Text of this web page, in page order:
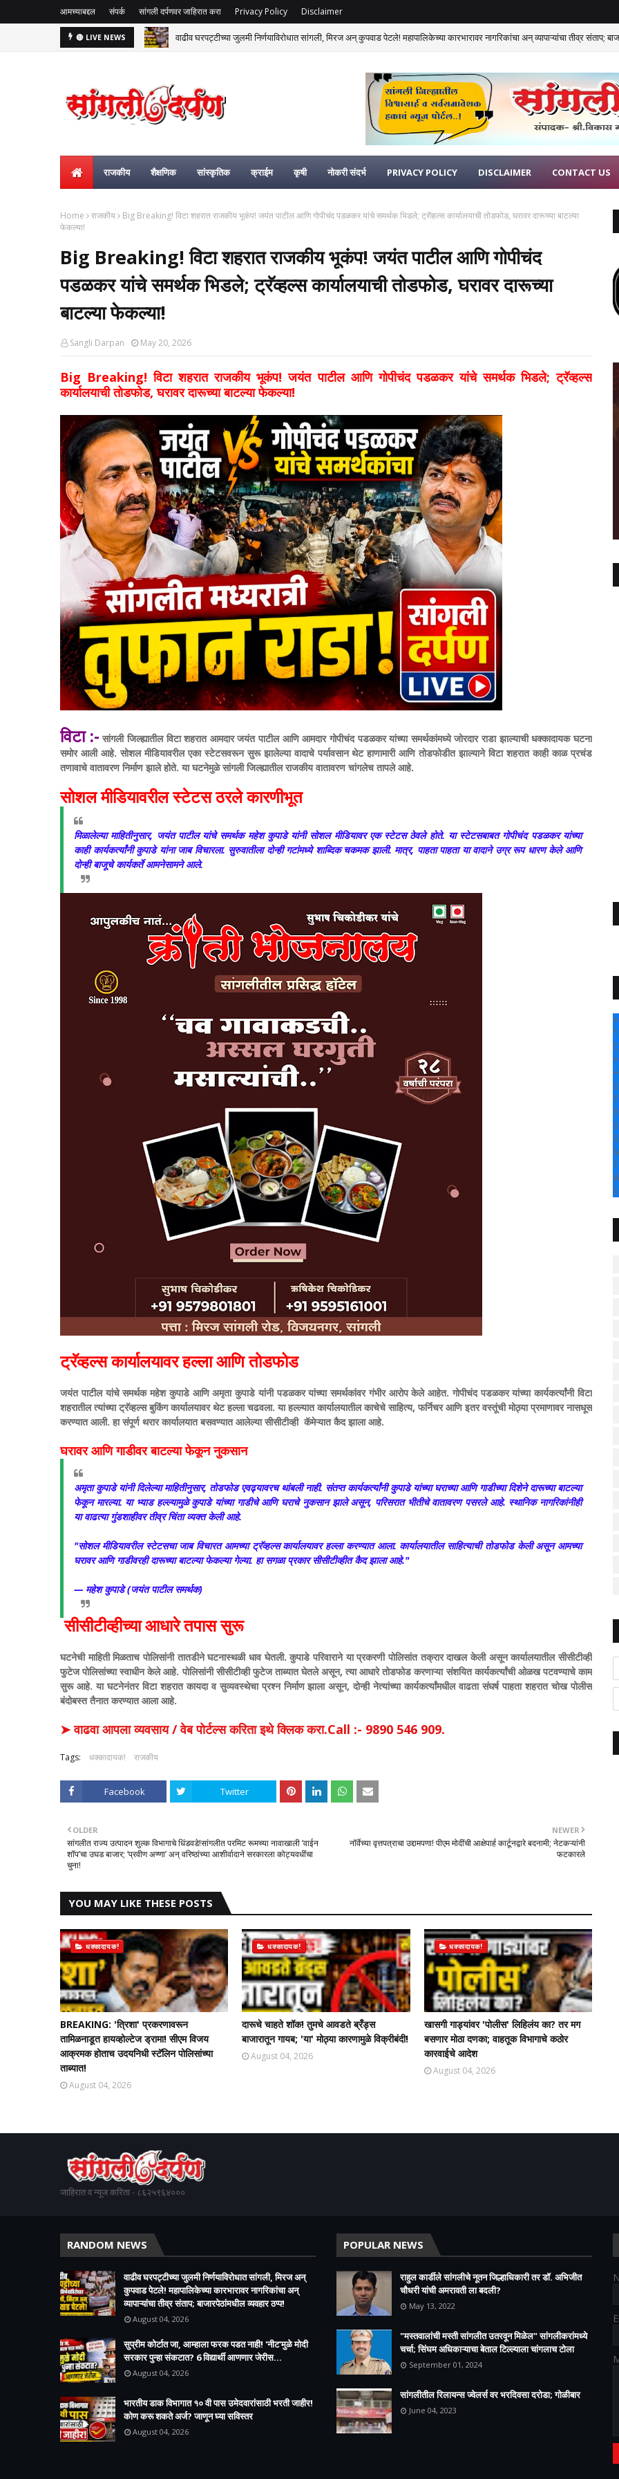
आमच्याबद्दल संपर्क सांगली दर्पणवर जाहिरात करा Privacy Policy Disclaimer
🔴 LIVE NEWS वाढीव घरपट्टीच्या जुलमी निर्णयाविरोधात सांगली, मिरज अन् कुपवाड पेटले! महापालिकेच्या कारभारावर नागरिकांचा अन् व्यापाऱ्यांचा तीव्र संताप;
राजकीय शैक्षणिक सांस्कृतिक क्राईम कृषी नोकरी संदर्भ PRIVACY POLICY DISCLAIMER CONTACT US
Home राजकीय
Big Breaking! विटा शहरात राजकीय भूकंप! जयंत पाटील आणि गोपीचंद पडळकर यांचे समर्थक भिडले; ट्रॅव्हल्स कार्यालयाची तोडफोड, घरावर दारूच्या बाटल्या
फेकल्या!
Big Breaking! विटा शहरात राजकीय भूकंप! जयंत पाटील आणि गोपीचंद
पडळकर यांचे समर्थक भिडले; ट्रॅव्हल्स कार्यालयाची तोडफोड, घरावर दारूच्या
बाटल्या फेकल्या!
Sangli Darpan May 20, 2026
Big Breaking! विटा शहरात राजकीय भूकंप! जयंत पाटील आणि गोपीचंद पडळकर यांचे समर्थक भिडले; ट्रॅव्हल्स
कार्यालयाची तोडफोड, घरावर दारूच्या बाटल्या फेकल्या!
विटा :- सांगली जिल्ह्यातील विटा शहरात आमदार जयंत पाटील आणि आमदार गोपीचंद पडळकर यांच्या समर्थकांमध्ये जोरदार राडा झाल्याची धक्कादायक घटना
समोर आली आहे. सोशल मीडियावरील एका स्टेटसवरून सुरू झालेल्या वादाचे पर्यावसान थेट हाणामारी आणि तोडफोडीत झाल्याने विटा शहरात काही काळ प्रचंड
तणावाचे वातावरण निर्माण झाले होते. या घटनेमुळे सांगली जिल्ह्यातील राजकीय वातावरण चांगलेच तापले आहे.
सोशल मीडियावरील स्टेटस ठरले कारणीभूत
​मिळालेल्या माहितीनुसार, जयंत पाटील यांचे समर्थक महेश कुपाडे यांनी सोशल मीडियावर एक स्टेटस ठेवले होते. या स्टेटसबाबत गोपीचंद पडळकर यांच्या
काही कार्यकर्त्यांनी कुपाडे यांना जाब विचारला. सुरुवातीला दोन्ही गटांमध्ये शाब्दिक चकमक झाली. मात्र, पाहता पाहता या वादाने उग्र रूप धारण केले आणि
दोन्ही बाजूचे कार्यकर्ते आमनेसामने आले.
​ट्रॅव्हल्स कार्यालयावर हल्ला आणि तोडफोड
​जयंत पाटील यांचे समर्थक महेश कुपाडे आणि अमृता कुपाडे यांनी पडळकर यांच्या समर्थकांवर गंभीर आरोप केले आहेत. गोपीचंद पडळकर यांच्या कार्यकर्त्यांनी विटा
शहरातील त्यांच्या ट्रॅव्हल्स बुकिंग कार्यालयावर थेट हल्ला चढवला. या हल्ल्यात कार्यालयातील काचेचे साहित्य, फर्निचर आणि इतर वस्तूंची मोठ्या प्रमाणावर नासधूस
करण्यात आली. हा संपूर्ण थरार कार्यालयात बसवण्यात आलेल्या सीसीटीव्ही कॅमेऱ्यात कैद झाला आहे.
​घरावर आणि गाडीवर बाटल्या फेकून नुकसान
​अमृता कुपाडे यांनी दिलेल्या माहितीनुसार, तोडफोड एवढ्यावरच थांबली नाही. संतप्त कार्यकर्त्यांनी कुपाडे यांच्या घराच्या आणि गाडीच्या दिशेने दारूच्या बाटल्या
फेकून मारल्या. या भ्याड हल्ल्यामुळे कुपाडे यांच्या गाडीचे आणि घराचे नुकसान झाले असून, परिसरात भीतीचे वातावरण पसरले आहे. स्थानिक नागरिकांनीही
या वाढत्या गुंडशाहीवर तीव्र चिंता व्यक्त केली आहे.
​"सोशल मीडियावरील स्टेटसचा जाब विचारत आमच्या ट्रॅव्हल्स कार्यालयावर हल्ला करण्यात आला. कार्यालयातील साहित्याची तोडफोड केली असून आमच्या
घरावर आणि गाडीवरही दारूच्या बाटल्या फेकल्या गेल्या. हा सगळा प्रकार सीसीटीव्हीत कैद झाला आहे."
— महेश कुपाडे (जयंत पाटील समर्थक)
​ सीसीटीव्हीच्या आधारे तपास सुरू
​घटनेची माहिती मिळताच पोलिसांनी तातडीने घटनास्थळी धाव घेतली. कुपाडे परिवाराने या प्रकरणी पोलिसांत तक्रार दाखल केली असून कार्यालयातील सीसीटीव्ही
फुटेज पोलिसांच्या स्वाधीन केले आहे. पोलिसांनी सीसीटीव्ही फुटेज ताब्यात घेतले असून, त्या आधारे तोडफोड करणाऱ्या संशयित कार्यकर्त्यांची ओळख पटवण्याचे काम
सुरू आहे. ​या घटनेनंतर विटा शहरात कायदा व सुव्यवस्थेचा प्रश्न निर्माण झाला असून, दोन्ही नेत्यांच्या कार्यकर्त्यांमधील वाढता संघर्ष पाहता शहरात चोख पोलीस
बंदोबस्त तैनात करण्यात आला आहे.
➤ वाढवा आपला व्यवसाय / वेब पोर्टल्स करिता इथे क्लिक करा.Call :- 9890 546 909.
Tags: धक्कादायक! राजकीय
Facebook Twitter
NEWER
नॉर्वेच्या वृत्तपत्राचा उद्दामपणा! पीएम मोदींची आक्षेपार्ह कार्टूनद्वारे बदनामी; नेटकऱ्यांनी
फटकारले
OLDER
सांगलीत राज्य उत्पादन शुल्क विभागाचे धिंडवडे!​सांगलीत परमिट रूमच्या नावाखाली ‘वाईन
शॉप’चा उघड बाजार; ‘प्रवीण अण्णा’ अन् वरिष्ठांच्या आशीर्वादाने सरकारला कोट्यवधींचा
चुना!
YOU MAY LIKE THESE POSTS
धक्कादायक!
BREAKING: 'त्रिशा' प्रकरणावरून
तामिळनाडूत हायव्होल्टेज ड्रामा! सीएम विजय
आक्रमक होताच उदयनिधी स्टॅलिन पोलिसांच्या
ताब्यात!
August 04, 2026
धक्कादायक!
दारूचे चाहते शॉक! तुमचे आवडते ब्रँड्स
बाजारातून गायब; 'या' मोठ्या कारणामुळे विक्रीबंदी!
August 04, 2026
धक्कादायक!
खासगी गाड्यांवर 'पोलीस' लिहिलंय का? तर मग
बसणार मोठा दणका; वाहतूक विभागाचे कठोर
कारवाईचे आदेश
August 04, 2026
+
°
C
+
+
जाहिरात व न्यूज करिता - ८६२५९६४०००
RANDOM NEWS
वाढीव घरपट्टीच्या जुलमी निर्णयाविरोधात सांगली, मिरज अन्
कुपवाड पेटले! महापालिकेच्या कारभारावर नागरिकांचा अन्
व्यापाऱ्यांचा तीव्र संताप; बाजारपेठांमधील व्यवहार ठप्प!​
August 04, 2026
सुप्रीम कोर्टात जा, आम्हाला फरक पडत नाही! 'नीट'मुळे मोदी
सरकार पुन्हा संकटात? 6 विद्यार्थी आणणार जेरीस...
August 04, 2026
भारतीय डाक विभागात १० वी पास उमेदवारांसाठी भरती जाहीर!
कोण करू शकते अर्ज? जाणून घ्या सविस्तर
August 04, 2026
POPULAR NEWS
राहुल कार्डीले सांगलीचे नूतन जिल्हाधिकारी तर डॉ. अभिजीत
चौधरी यांची अमरावती ला बदली?
May 13, 2022
"मस्तवालांची मस्ती सांगलीत उतरवून मिळेल" सांगलीकरांमध्ये
चर्चा; सिंघम अधिकाऱ्याचा बेताल टिल्ल्याला चांगलाच टोला
September 01, 2024
सांगलीतील रिलायन्स ज्वेलर्स वर भरदिवसा दरोडा; गोळीबार
June 04, 2023